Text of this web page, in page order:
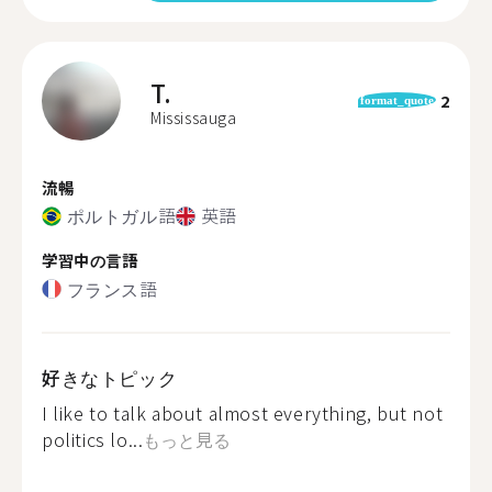
T.
Mississauga
format_quote 2
流暢
ポルトガル語 英語
学習中の言語
フランス語
好きなトピック
I like to talk about almost everything, but not
politics lo...もっと見る